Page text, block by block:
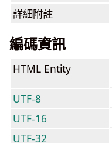
詳細附註
編碼資訊
HTML Entity
UTF-8
UTF-16
UTF-32